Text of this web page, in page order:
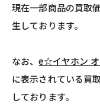
現在一部商品の買取
生しております。
なお、e☆イヤホン
に表示されている買
しております。